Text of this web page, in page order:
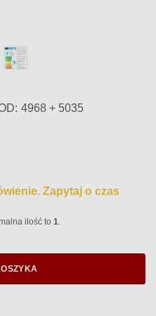
4968 + 5035
Zapytaj o czas
ilość to1.